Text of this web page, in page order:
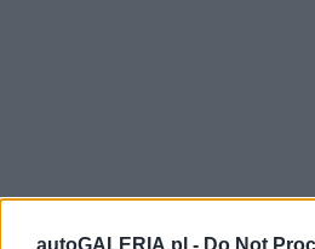
autoGALERIA.pl - Do Not